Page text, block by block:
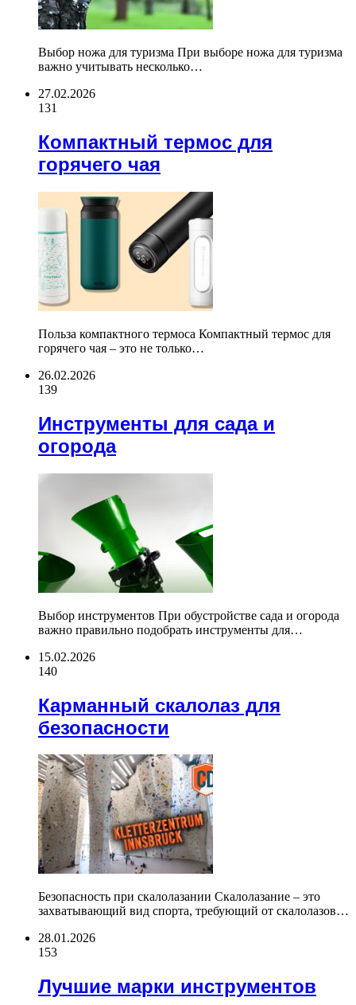
Выбор ножа для туризма При выборе ножа для туризма
важно учитывать несколько…
27.02.2026
131
Компактный термос для
горячего чая
Польза компактного термоса Компактный термос для
горячего чая – это не только…
26.02.2026
139
Инструменты для сада и
огорода
Выбор инструментов При обустройстве сада и огорода
важно правильно подобрать инструменты для…
15.02.2026
140
Карманный скалолаз для
безопасности
Безопасность при скалолазании Скалолазание – это
захватывающий вид спорта, требующий от скалолазов…
28.01.2026
153
Лучшие марки инструментов